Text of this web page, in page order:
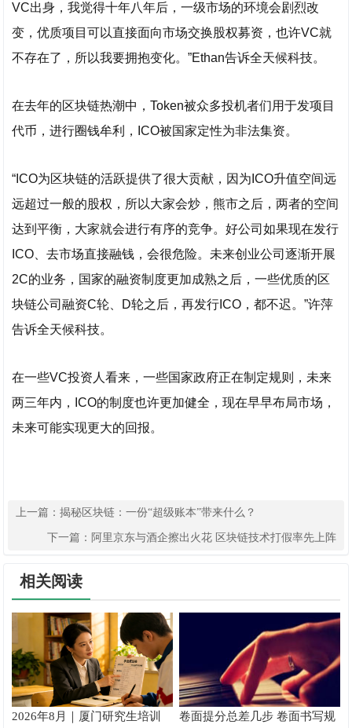
VC出身，我觉得十年八年后，一级市场的环境会剧烈改
变，优质项目可以直接面向市场交换股权募资，也许VC就
不存在了，所以我要拥抱变化。”Ethan告诉全天候科技。
在去年的区块链热潮中，Token被众多投机者们用于发项目
代币，进行圈钱牟利，ICO被国家定性为非法集资。
“ICO为区块链的活跃提供了很大贡献，因为ICO升值空间远
远超过一般的股权，所以大家会炒，熊市之后，两者的空间
达到平衡，大家就会进行有序的竞争。好公司如果现在发行
ICO、去市场直接融钱，会很危险。未来创业公司逐渐开展
2C的业务，国家的融资制度更加成熟之后，一些优质的区
块链公司融资C轮、D轮之后，再发行ICO，都不迟。”许萍
告诉全天候科技。
在一些VC投资人看来，一些国家政府正在制定规则，未来
两三年内，ICO的制度也许更加健全，现在早早布局市场，
未来可能实现更大的回报。
上一篇：揭秘区块链：一份“超级账本”带来什么？
下一篇： 阿里京东与酒企擦出火花 区块链技术打假率先上阵
相关阅读
2026年8月｜厦门研究生培训
卷面提分总差几步 卷面书写规